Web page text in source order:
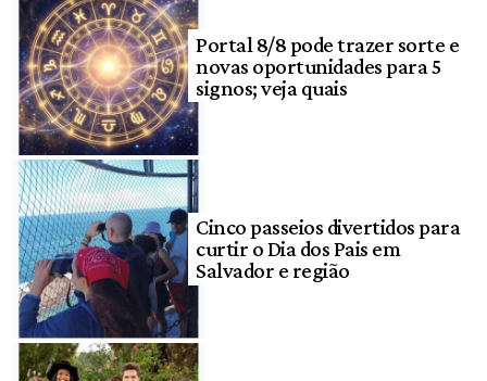
Portal 8/8 pode trazer sorte e
novas oportunidades para 5
signos; veja quais
Cinco passeios divertidos para
curtir o Dia dos Pais em
Salvador e região